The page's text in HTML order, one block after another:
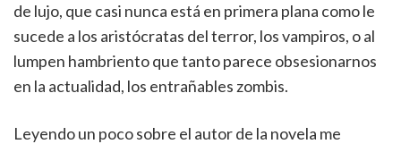
de lujo, que casi nunca está en primera plana como le
sucede a los aristócratas del terror, los vampiros, o al
lumpen hambriento que tanto parece obsesionarnos
en la actualidad, los entrañables zombis.
Leyendo un poco sobre el autor de la novela me